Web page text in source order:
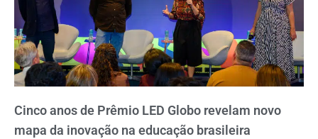
Cinco anos de Prêmio LED Globo revelam novo
mapa da inovação na educação brasileira